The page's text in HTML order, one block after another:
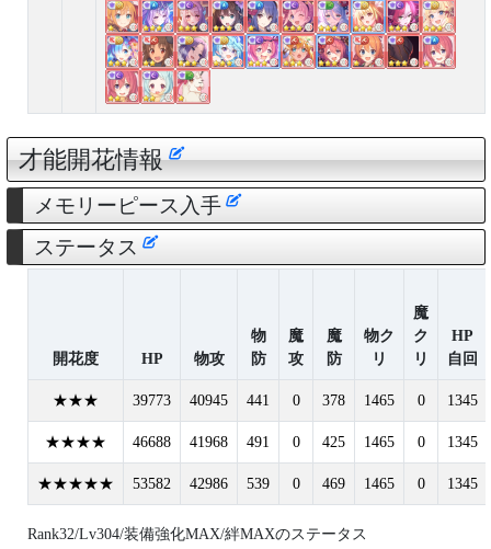
才能開花情報
メモリーピース入手
ステータス
開花度 HP 物攻
物
防
魔
攻
魔
防
物ク
リ
魔
ク
リ
HP
自回
★★★ 39773 40945 441 0 378 1465 0 1345
★★★★ 46688 41968 491 0 425 1465 0 1345
★★★★★ 53582 42986 539 0 469 1465 0 1345
Rank32/Lv304/装備強化MAX/絆MAXのステータス